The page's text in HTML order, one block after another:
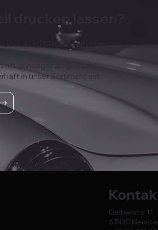
drucken lassen?
bis zu 50% Rabatt erhalten.
oft günstiger als gedacht.
in unser Sortiment ein.
Gelbwärts 11
67435